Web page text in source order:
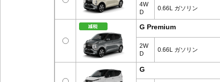
4W
D
0.66L ガソリン
G Premium
2W
D
0.66L ガソリン
G